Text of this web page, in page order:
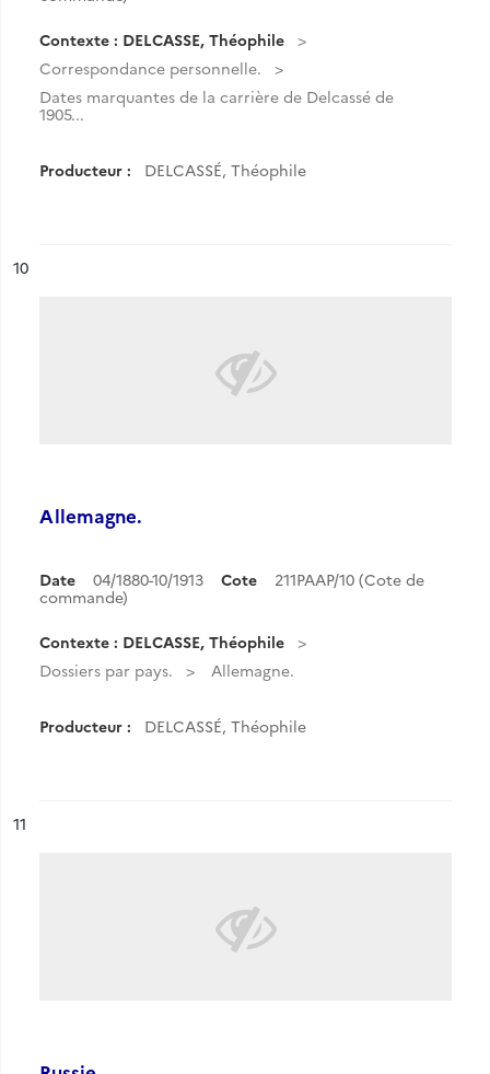
Contexte : DELCASSE, Théophile
Correspondance personnelle.
Dates marquantes de la carrière de Delcassé de
1905...
Producteur : DELCASSÉ, Théophile
n°
10
Allemagne.
Date 04/1880-10/1913 Cote
211PAAP/10 (Cote de
commande)
Contexte : DELCASSE, Théophile
Dossiers par pays.
Allemagne.
Producteur : DELCASSÉ, Théophile
n°
11